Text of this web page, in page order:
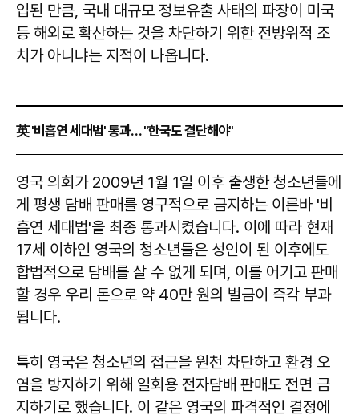
입된 만큼, 국내 대규모 정보유출 사태의 파장이 미국
등 해외로 확산하는 것을 차단하기 위한 전방위적 조
치가 아니냐는 지적이 나옵니다.
英 '비흡연 세대법' 통과… "한국도 결단해야"
영국 의회가 2009년 1월 1일 이후 출생한 청소년들에
게 평생 담배 판매를 영구적으로 금지하는 이른바 '비
흡연 세대법'을 최종 통과시켰습니다. 이에 따라 현재
17세 이하인 영국의 청소년들은 성인이 된 이후에도
합법적으로 담배를 살 수 없게 되며, 이를 어기고 판매
할 경우 우리 돈으로 약 40만 원의 벌금이 즉각 부과
됩니다.
특히 영국은 청소년의 접근을 원천 차단하고 환경 오
염을 방지하기 위해 일회용 전자담배 판매도 전면 금
지하기로 했습니다. 이 같은 영국의 파격적인 결정에